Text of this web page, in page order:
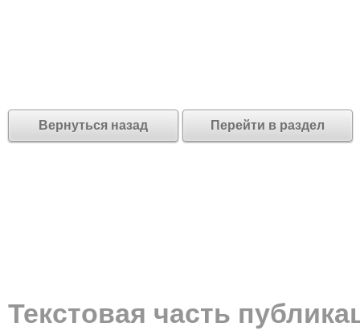
Вернуться назад Перейти в раздел
Текстовая часть